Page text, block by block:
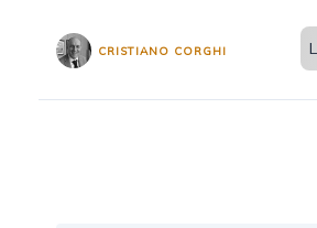
CRISTIANO CORGHI